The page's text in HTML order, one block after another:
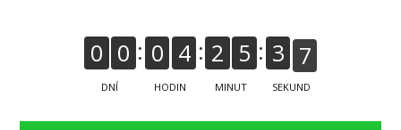
0 0
DNÍ
0 4
HODIN
2 5
MINUT
3 6
SEKUND